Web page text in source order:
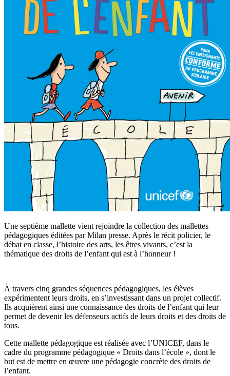
Une septième mallette vient rejoindre la collection des mallettes
pédagogiques éditées par Milan presse. Après le récit policier, le
débat en classe, l’histoire des arts, les êtres vivants, c’est la
thématique des droits de l’enfant qui est à l’honneur !
À travers cinq grandes séquences pédagogiques, les élèves
expérimentent leurs droits, en s’investissant dans un projet collectif.
Ils acquièrent ainsi une connaissance des droits de l’enfant qui leur
permet de devenir les défenseurs actifs de leurs droits et des droits de
tous.
Cette mallette pédagogique est réalisée avec l’UNICEF, dans le
cadre du programme pédagogique « Droits dans l’école », dont le
but est de mettre en œuvre une pédagogie concrète des droits de
l’enfant.